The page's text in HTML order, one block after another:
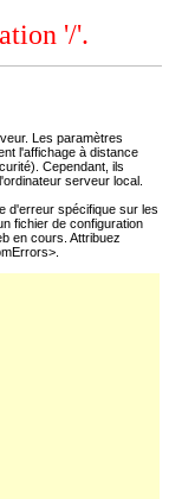
'/'.
Les paramètres
l'affichage à distance
Cependant, ils
serveur local.
d'erreur spécifique sur les
fichier de configuration
en cours. Attribuez